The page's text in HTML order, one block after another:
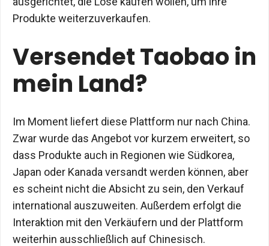
Produkte weiterzuverkaufen.
Versendet Taobao in
mein Land?
Im Moment liefert diese Plattform nur nach China.
Zwar wurde das Angebot vor kurzem erweitert, so
dass Produkte auch in Regionen wie Südkorea,
Japan oder Kanada versandt werden können, aber
es scheint nicht die Absicht zu sein, den Verkauf
international auszuweiten. Außerdem erfolgt die
Interaktion mit den Verkäufern und der Plattform
weiterhin ausschließlich auf Chinesisch.